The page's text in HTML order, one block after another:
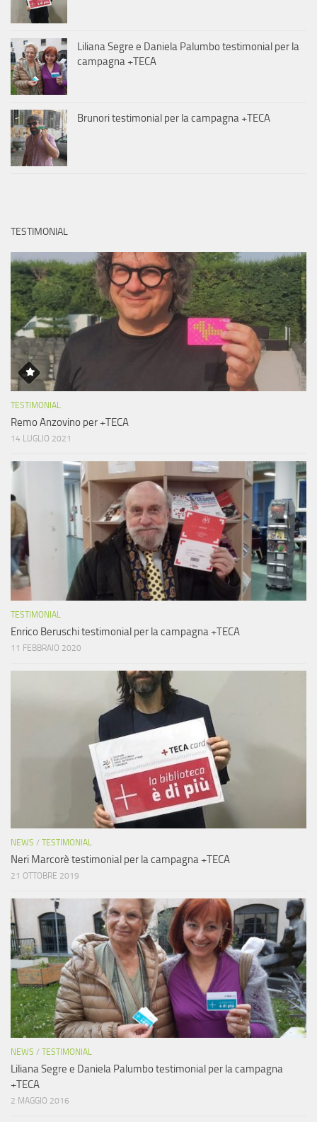
Liliana Segre e Daniela Palumbo testimonial per la
campagna +TECA
Brunori testimonial per la campagna +TECA
TESTIMONIAL
TESTIMONIAL
Remo Anzovino per +TECA
14 LUGLIO 2021
TESTIMONIAL
Enrico Beruschi testimonial per la campagna +TECA
11 FEBBRAIO 2020
NEWS / TESTIMONIAL
Neri Marcorè testimonial per la campagna +TECA
21 OTTOBRE 2019
NEWS / TESTIMONIAL
Liliana Segre e Daniela Palumbo testimonial per la campagna
+TECA
2 MAGGIO 2016